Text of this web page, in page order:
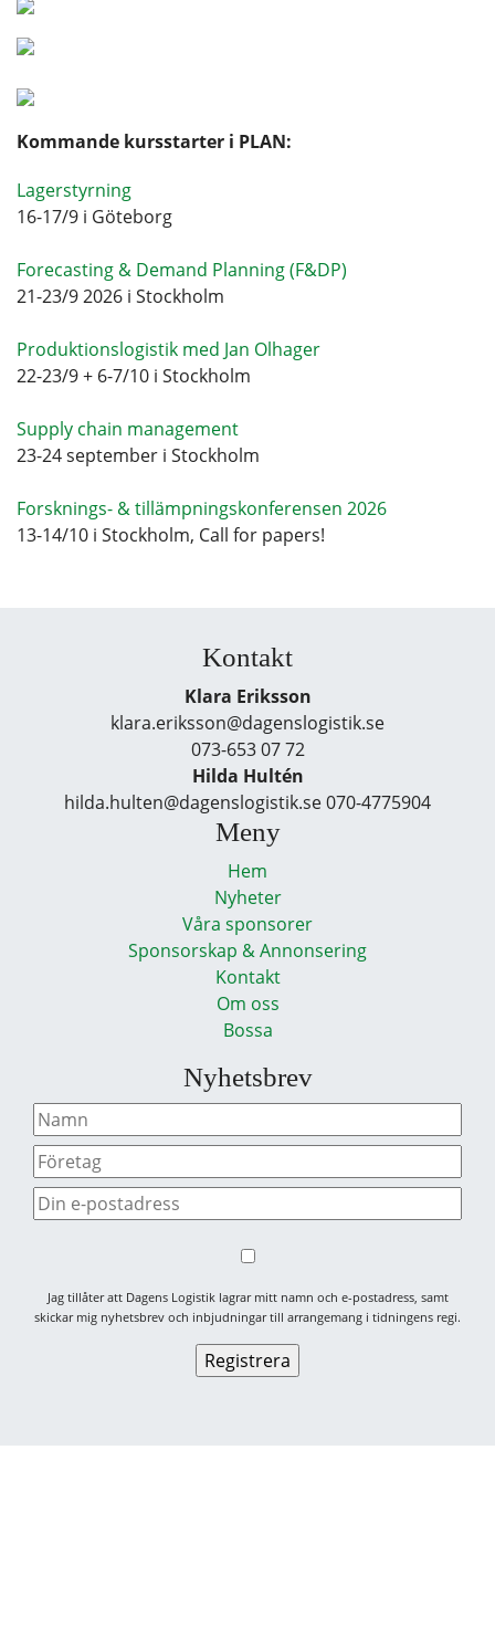
Kommande kursstarter i PLAN:
Lagerstyrning
16-17/9 i Göteborg
Forecasting & Demand Planning (F&DP)
21-23/9 2026 i Stockholm
Produktionslogistik med Jan Olhager
22-23/9 + 6-7/10 i Stockholm
Supply chain management
23-24 september i Stockholm
Forsknings- & tillämpningskonferensen 2026
13-14/10 i Stockholm, Call for papers!
Kontakt
Klara Eriksson
klara.eriksson@dagenslogistik.se
073-653 07 72
Hilda Hultén
hilda.hulten@dagenslogistik.se 070-4775904
Meny
Hem
Nyheter
Våra sponsorer
Sponsorskap & Annonsering
Kontakt
Om oss
Bossa
Nyhetsbrev
Jag tillåter att Dagens Logistik lagrar mitt namn och e-postadress, samt
skickar mig nyhetsbrev och inbjudningar till arrangemang i tidningens regi.